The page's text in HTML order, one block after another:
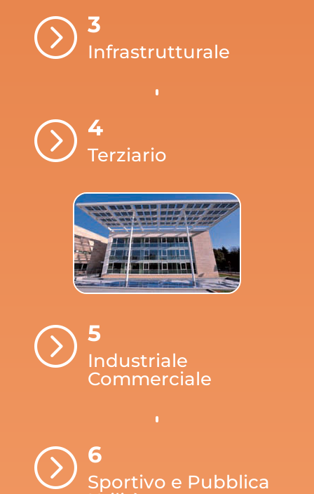
= 3
Infrastrutturale
= 4
Terziario
= 5
Industriale
Commerciale
= 6
Sportivo e Pubblica